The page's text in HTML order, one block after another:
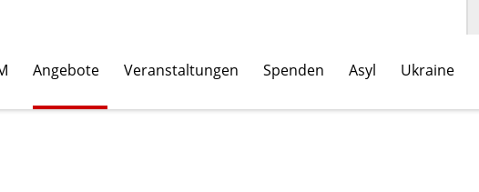
Angebote Veranstaltungen Spenden Asyl Ukraine